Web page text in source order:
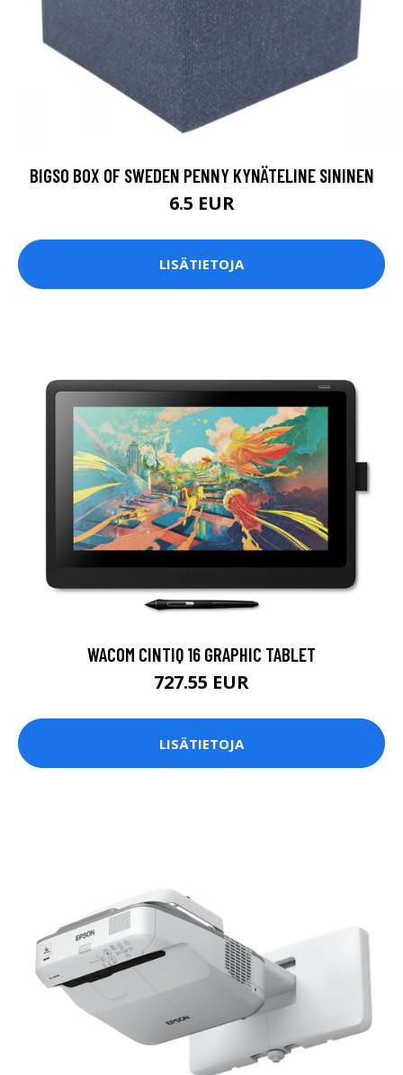
BIGSO BOX OF SWEDEN PENNY KYNÄTELINE SININEN
6.5 EUR
LISÄTIETOJA
WACOM CINTIQ 16 GRAPHIC TABLET
727.55 EUR
LISÄTIETOJA